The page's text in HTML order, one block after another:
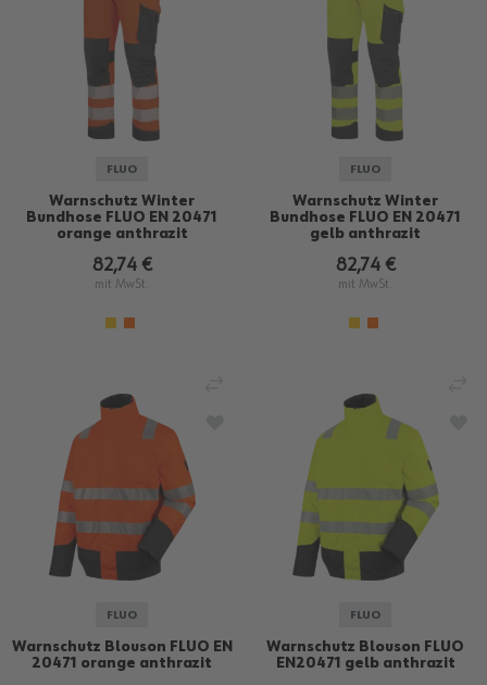
FLUO
Warnschutz Winter
Bundhose FLUO EN 20471
orange anthrazit
82,74 €
mit MwSt.
FLUO
Warnschutz Winter
Bundhose FLUO EN 20471
gelb anthrazit
82,74 €
mit MwSt.
FLUO
Warnschutz Blouson FLUO EN
20471 orange anthrazit
ZUR WUNSCHLISTE HINZUFÜGEN
FLUO
Warnschutz Blouson FLUO
EN20471 gelb anthrazit